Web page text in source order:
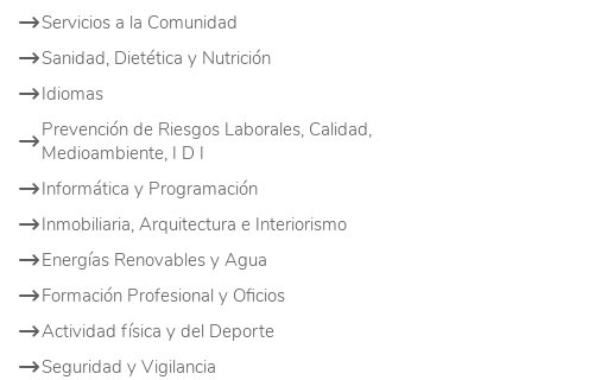
Servicios a la Comunidad
Sanidad, Dietética y Nutrición
Idiomas
Prevención de Riesgos Laborales, Calidad,
Medioambiente, I D I
Informática y Programación
Inmobiliaria, Arquitectura e Interiorismo
Energías Renovables y Agua
Formación Profesional y Oficios
Actividad física y del Deporte
Seguridad y Vigilancia